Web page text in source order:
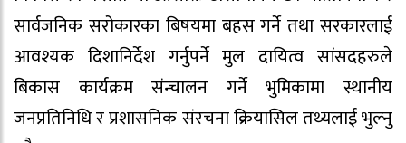
सार्वजनिक सरोकारका बिषयमा बहस गर्ने तथा सरकारलाई
आवश्यक दिशानिर्देश गर्नुपर्ने मुल दायित्व सांसदहरुले
बिकास कार्यक्रम संन्चालन गर्ने भुमिकामा स्थानीय
जनप्रतिनिधि र प्रशासनिक संरचना क्रियासिल तथ्यलाई भुल्नु